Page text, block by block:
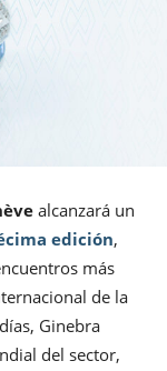
alcanzará un
edición,
más
de la
Ginebra
del sector,